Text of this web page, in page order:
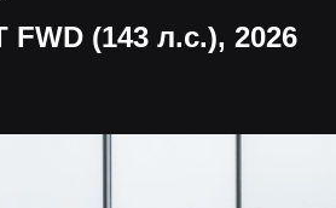
FWD (143 л.с.), 2026